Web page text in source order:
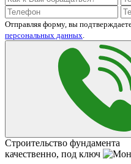
Отправляя форму, вы
персональных данных
Строительство фундамента
качественно, под ключ